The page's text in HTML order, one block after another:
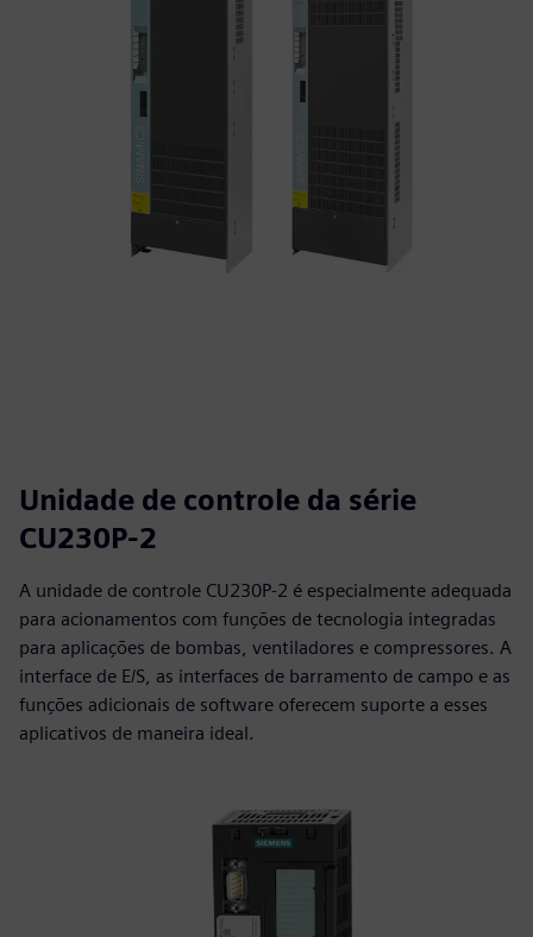
Unidade de controle da série
CU230P-2
A unidade de controle CU230P-2 é especialmente adequada
para acionamentos com funções de tecnologia integradas
para aplicações de bombas, ventiladores e compressores. A
interface de E/S, as interfaces de barramento de campo e as
funções adicionais de software oferecem suporte a esses
aplicativos de maneira ideal.